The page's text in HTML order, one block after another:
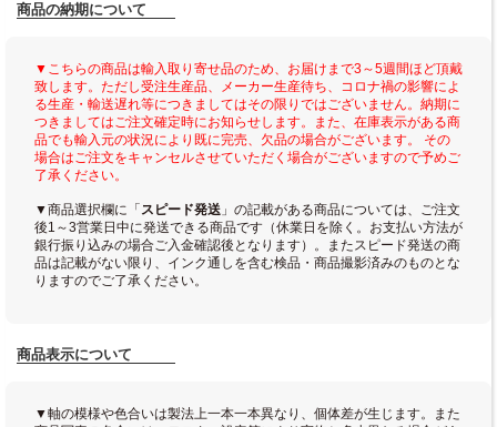
商品の納期について
▼こちらの商品は輸入取り寄せ品のため、お届けまで3～5週間ほど頂戴
致します。ただし受注生産品、メーカー生産待ち、コロナ禍の影響によ
る生産・輸送遅れ等につきましてはその限りではございません。納期に
つきましてはご注文確定時にお知らせします。また、在庫表示がある商
品でも輸入元の状況により既に完売、欠品の場合がございます。 その
場合はご注文をキャンセルさせていただく場合がございますので予めご
了承ください。
▼商品選択欄に「 スピード発送 」の記載がある商品については、ご注文
後1～3営業日中に発送できる商品です（休業日を除く。お支払い方法が
銀行振り込みの場合ご入金確認後となります）。またスピード発送の商
品は記載がない限り、インク通しを含む検品・商品撮影済みのものとな
りますのでご了承ください。
商品表示について
▼軸の模様や色合いは製法上一本一本異なり、個体差が生じます。また